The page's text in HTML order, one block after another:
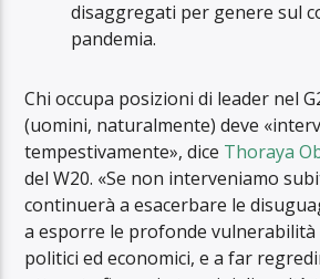
disaggregati per genere sul
pandemia.
Chi occupa posizioni di leader nel
(uomini, naturalmente) deve
tempestivamente», dice Thoraya
del W20. «Se non interveniamo
continuerà a esacerbare le
a esporre le profonde vulnerabilità
politici ed economici, e a far